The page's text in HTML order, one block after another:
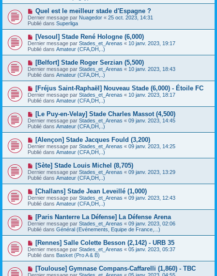
a
g
e
a
u
m
e
s
s
a
g
e
N
o
u
v
e
u
m
e
s
a
g
e
Quel est le meilleur stade d'Espagne ?
Dernier message par Nuagedor « 25 oct. 2023, 14:31
Publié dans Superliga
N
o
u
v
e
u
m
e
s
a
g
e
[Vesoul] Stade René Hologne (6,000)
Dernier message par Stades_et_Arenas « 10 janv. 2023, 19:17
Publié dans Amateur (CFA,DH,..)
N
o
u
v
e
u
m
e
s
a
g
e
[Belfort] Stade Roger Serzian (5,500)
Dernier message par Stades_et_Arenas « 10 janv. 2023, 18:43
Publié dans Amateur (CFA,DH,..)
N
o
u
v
e
u
m
e
s
a
g
e
[Fréjus Saint-Raphaël] Nouveau Stade (6,000) - Étoile FC
Dernier message par Stades_et_Arenas « 10 janv. 2023, 18:17
Publié dans Amateur (CFA,DH,..)
N
o
u
v
e
u
m
e
s
a
g
e
[Le Puy-en-Velay] Stade Charles Massot (4,500)
Dernier message par Stades_et_Arenas « 09 janv. 2023, 14:45
Publié dans Amateur (CFA,DH,..)
N
o
u
v
e
u
m
e
s
a
g
e
[Alençon] Stade Jacques Fould (3,200)
Dernier message par Stades_et_Arenas « 09 janv. 2023, 14:25
Publié dans Amateur (CFA,DH,..)
N
o
u
v
e
u
m
e
s
a
g
e
[Sète] Stade Louis Michel (8,705)
Dernier message par Stades_et_Arenas « 09 janv. 2023, 13:29
Publié dans Amateur (CFA,DH,..)
N
o
u
v
e
u
m
e
s
a
g
e
[Challans] Stade Jean Leveillé (1,000)
Dernier message par Stades_et_Arenas « 09 janv. 2023, 12:43
Publié dans Amateur (CFA,DH,..)
N
o
u
v
e
u
m
e
s
[Paris Nanterre La Défense] La Défense Arena
Dernier message par Stades_et_Arenas « 09 janv. 2023, 02:06
Publié dans Général (Evénements, Equipe de France,...)
N
o
u
v
e
[Rennes] Salle Colette Besson (2,142) - URB 35
Dernier message par Stades_et_Arenas « 05 janv. 2023, 05:37
Publié dans Basket (Pro A & B)
N
o
[Toulouse] Gymnase Compans-Caffarelli (1,860) - TBC
Dernier message par Stades_et_Arenas « 05 janv. 2023, 04:55